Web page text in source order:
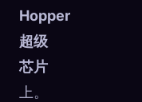
Hopper
超级
芯片
上。